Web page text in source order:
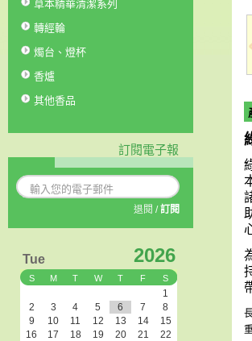
草本精華清潔系列
轉經輪
燭台、燈杯
香爐
其他香品
訂閱電子報
退閱 /訂閱
Tue 2026
S M T W T F S
1
2
3 4 5 6 7
8
9
10 11 12 13 14
15
16
17 18 19 20 21
22